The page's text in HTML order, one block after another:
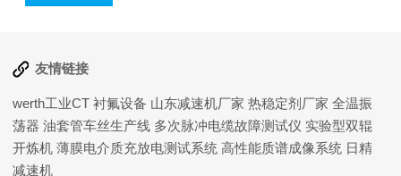
友情链接
werth工业CT 衬氟设备 山东减速机厂家 热稳定剂厂家 全温振
荡器 油套管车丝生产线 多次脉冲电缆故障测试仪 实验型双辊
开炼机 薄膜电介质充放电测试系统 高性能质谱成像系统 日精
减速机